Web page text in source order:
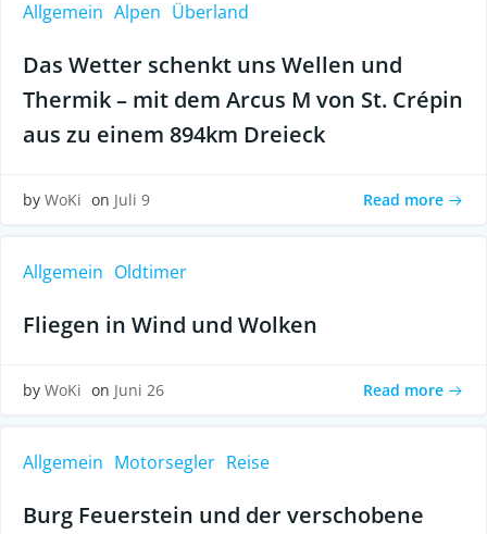
Allgemein Alpen Überland
Das Wetter schenkt uns Wellen und
Thermik – mit dem Arcus M von St. Crépin
aus zu einem 894km Dreieck
by WoKi on Juli 9 Read more
Allgemein Oldtimer
Fliegen in Wind und Wolken
by WoKi on Juni 26 Read more
Allgemein Motorsegler Reise
Burg Feuerstein und der verschobene